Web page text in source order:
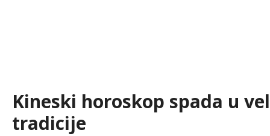
Kineski horoskop spada u
tradicije